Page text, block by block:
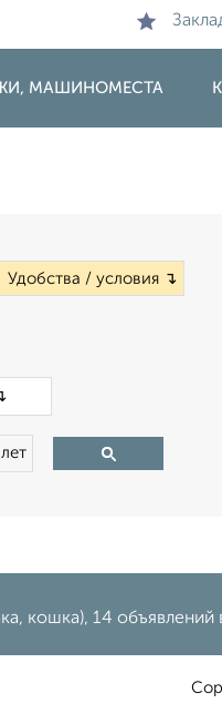
МАШИНОМЕСТА
Удобства / условия ↴
лет
кошка), 14 объявлений